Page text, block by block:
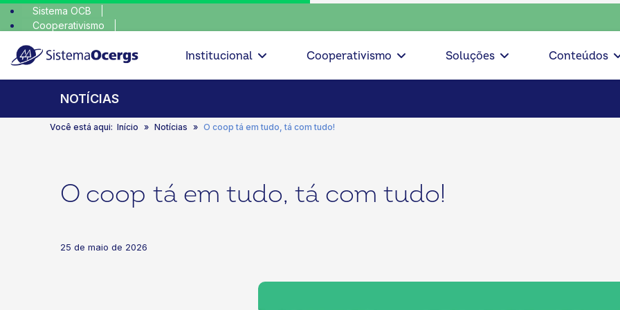
Sistema OCB
Cooperativismo
escolha consciente, escolha o coop • escolha consciente, escolha o coop
Institucional
Cooperativismo Soluções Conteúdos
NOTÍCIAS
Você está aqui: Início Notícias O coop tá em tudo, tá com tudo!
O coop tá em tudo, tá com tudo!
25 de maio de 2026